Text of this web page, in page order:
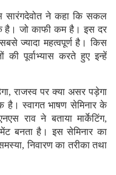
सारंगदेवोत ने कहा कि सकल
है। जो काफी कम है। इस दर
ज्यादा महत्वपूर्ण है। किस
की पूर्वाभ्यास करते हुए इन्हें
राजस्व पर क्या असर पड़ेगा
है। स्वागत भाषण सेमिनार के
राव ने बताया मार्केटिंग,
बनता है। इस सेमिनार का
निवारण का तरीका तथा